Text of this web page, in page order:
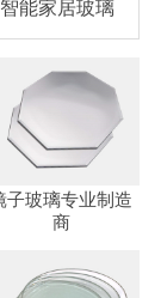
智能家居玻璃
子玻璃专业制造
商